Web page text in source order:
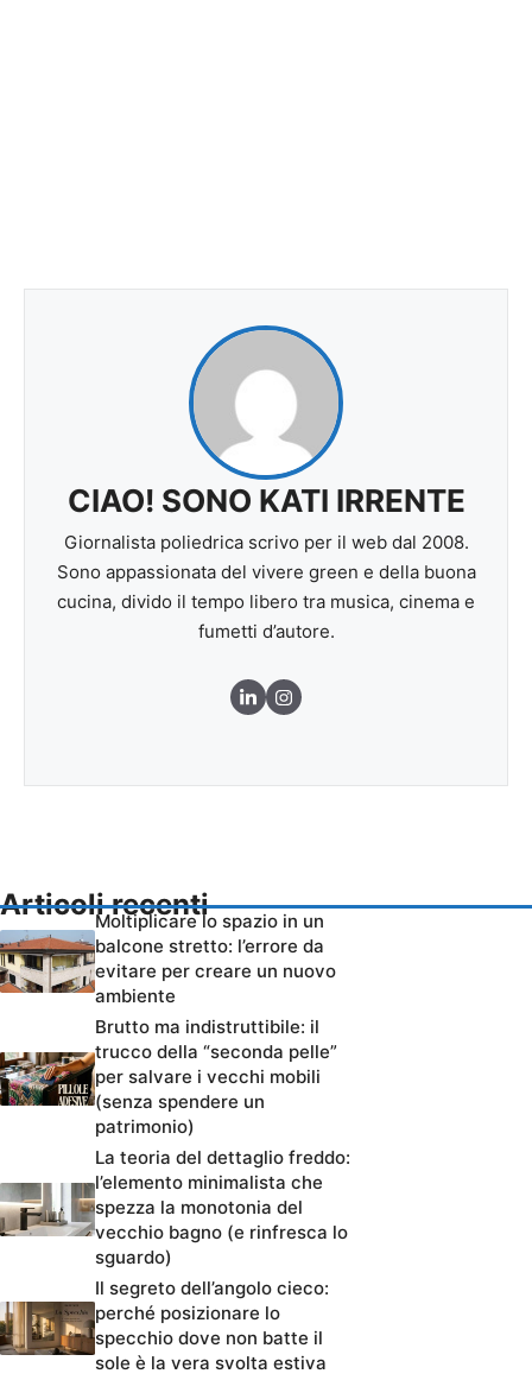
CIAO! SONO KATI IRRENTE
Giornalista poliedrica scrivo per il web dal 2008.
Sono appassionata del vivere green e della buona
cucina, divido il tempo libero tra musica, cinema e
fumetti d’autore.
Articoli recenti
Moltiplicare lo spazio in un
balcone stretto: l’errore da
evitare per creare un nuovo
ambiente
Brutto ma indistruttibile: il
trucco della “seconda pelle”
per salvare i vecchi mobili
(senza spendere un
patrimonio)
La teoria del dettaglio freddo:
l’elemento minimalista che
spezza la monotonia del
vecchio bagno (e rinfresca lo
sguardo)
Il segreto dell’angolo cieco:
perché posizionare lo
specchio dove non batte il
sole è la vera svolta estiva